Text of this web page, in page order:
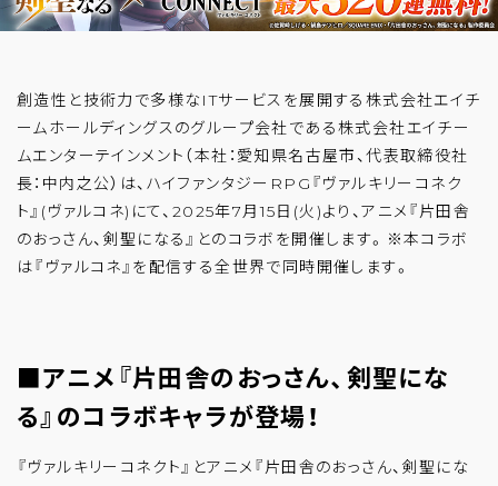
創造性と技術力で多様なITサービスを展開する株式会社エイチ
ームホールディングスのグループ会社である株式会社エイチー
ムエンターテインメント（本社：愛知県名古屋市、代表取締役社
長：中内之公）は、ハイファンタジーRPG『ヴァルキリーコネク
ト』(ヴァルコネ)にて、2025年7月15日(火)より、アニメ『片田舎
のおっさん、剣聖になる』とのコラボを開催します。※本コラボ
は『ヴァルコネ』を配信する全世界で同時開催します。
■アニメ『片田舎のおっさん、剣聖にな
る』のコラボキャラが登場！
『ヴァルキリーコネクト』とアニメ『片田舎のおっさん、剣聖にな